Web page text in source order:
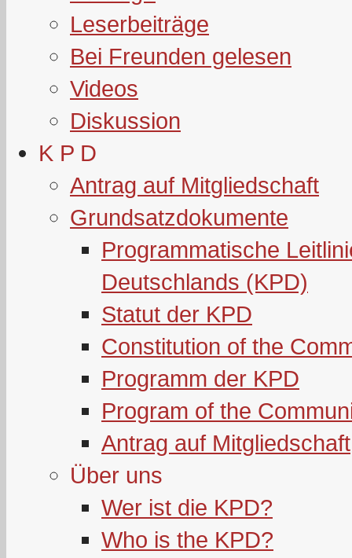
Leserbeiträge
Bei Freunden gelesen
Videos
Diskussion
K P D
Antrag auf Mitgliedschaft
Grundsatzdokumente
Programmatische
Deutschlands (KPD)
Statut der KPD
Constitution of the
Programm der KPD
Program of the
Antrag auf Mitgliedschaft
Über uns
Wer ist die KPD?
Who is the KPD?